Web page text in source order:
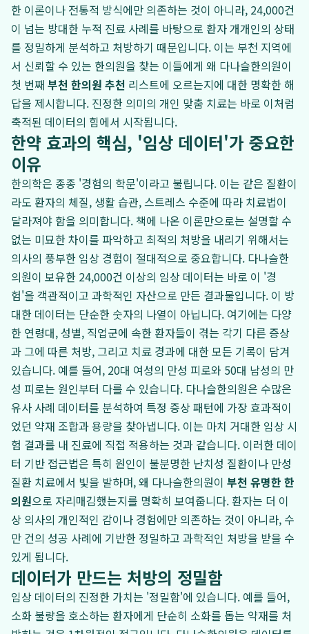
한 이론이나 전통적 방식에만 의존하는 것이 아니라, 24,000건
이 넘는 방대한 누적 진료 사례를 바탕으로 환자 개개인의 상태
를 정밀하게 분석하고 처방하기 때문입니다. 이는 부천 지역에
서 신뢰할 수 있는 한의원을 찾는 이들에게 왜 다나슬한의원이
첫 번째 부천 한의원 추천 리스트에 오르는지에 대한 명확한 해
답을 제시합니다. 진정한 의미의 개인 맞춤 치료는 바로 이처럼
축적된 데이터의 힘에서 시작됩니다.
한약 효과의 핵심, '임상 데이터'가 중요한
이유
한의학은 종종 '경험의 학문'이라고 불립니다. 이는 같은 질환이
라도 환자의 체질, 생활 습관, 스트레스 수준에 따라 치료법이
달라져야 함을 의미합니다. 책에 나온 이론만으로는 설명할 수
없는 미묘한 차이를 파악하고 최적의 처방을 내리기 위해서는
의사의 풍부한 임상 경험이 절대적으로 중요합니다. 다나슬한
의원이 보유한 24,000건 이상의 임상 데이터는 바로 이 '경
험'을 객관적이고 과학적인 자산으로 만든 결과물입니다. 이 방
대한 데이터는 단순한 숫자의 나열이 아닙니다. 여기에는 다양
한 연령대, 성별, 직업군에 속한 환자들이 겪는 각기 다른 증상
과 그에 따른 처방, 그리고 치료 경과에 대한 모든 기록이 담겨
있습니다. 예를 들어, 20대 여성의 만성 피로와 50대 남성의 만
성 피로는 원인부터 다를 수 있습니다. 다나슬한의원은 수많은
유사 사례 데이터를 분석하여 특정 증상 패턴에 가장 효과적이
었던 약재 조합과 용량을 찾아냅니다. 이는 마치 거대한 임상 시
험 결과를 내 진료에 직접 적용하는 것과 같습니다. 이러한 데이
터 기반 접근법은 특히 원인이 불분명한 난치성 질환이나 만성
질환 치료에서 빛을 발하며, 왜 다나슬한의원이 부천 유명한 한
의원으로 자리매김했는지를 명확히 보여줍니다. 환자는 더 이
상 의사의 개인적인 감이나 경험에만 의존하는 것이 아니라, 수
만 건의 성공 사례에 기반한 정밀하고 과학적인 처방을 받을 수
있게 됩니다.
데이터가 만드는 처방의 정밀함
임상 데이터의 진정한 가치는 '정밀함'에 있습니다. 예를 들어,
소화 불량을 호소하는 환자에게 단순히 소화를 돕는 약재를 처